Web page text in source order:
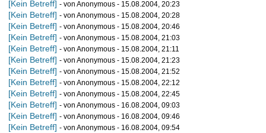
[Kein Betreff] - von Anonymous - 15.08.2004, 20:23
[Kein Betreff] - von Anonymous - 15.08.2004, 20:28
[Kein Betreff] - von Anonymous - 15.08.2004, 20:46
[Kein Betreff] - von Anonymous - 15.08.2004, 21:03
[Kein Betreff] - von Anonymous - 15.08.2004, 21:11
[Kein Betreff] - von Anonymous - 15.08.2004, 21:23
[Kein Betreff] - von Anonymous - 15.08.2004, 21:52
[Kein Betreff] - von Anonymous - 15.08.2004, 22:12
[Kein Betreff] - von Anonymous - 15.08.2004, 22:45
[Kein Betreff] - von Anonymous - 16.08.2004, 09:03
[Kein Betreff] - von Anonymous - 16.08.2004, 09:46
[Kein Betreff] - von Anonymous - 16.08.2004, 09:54